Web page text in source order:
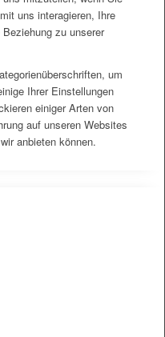
uns interagieren, Ihre
zu unserer
um
Ihrer Einstellungen
einiger Arten von
auf unseren Websites
anbieten können.